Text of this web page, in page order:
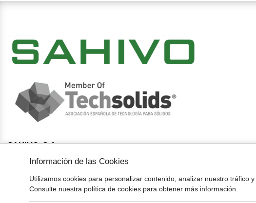
SAHIVO, S.A.
Ctra. de Sant Boi de Lluçanès, s/n · 08508
Tel. (34) 93 850 26 62
Información de las Cookies
Utilizamos cookies para personalizar contenido, analizar nuestro tráfico
Consulte nuestra política de cookies para obtener más información.